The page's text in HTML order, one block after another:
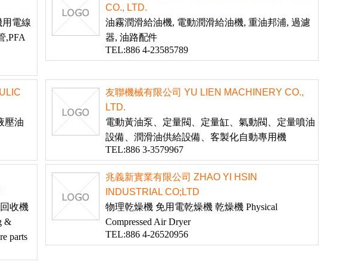
電線
,PFA
CO., LTD.
油霧潤滑給油機, 電動潤滑給油機, 重油邦浦, 過濾
器, 油路配件
TEL:886 4-23585789
壓油
友聯機械有限公司 YU LIEN MACHINERY CO.,
LTD.
電動黃油泵、定量閥、定量缸、氣動閥、定量噴油
設備、潤滑油供給設備、客製化自動專用機
TEL:886 3-3579967
收機
&
parts
兆義新實業有限公司 ZHAO YI HSIN
INDUSTRIAL CO;LTD
物理乾燥機 免用電乾燥機 乾燥機 Physical
Compressed Air Dryer
TEL:886 4-26520956